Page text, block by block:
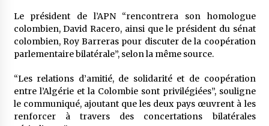
Le président de l’APN “rencontrera son homologue
colombien, David Racero, ainsi que le président du sénat
colombien, Roy Barreras pour discuter de la coopération
parlementaire bilatérale”, selon la même source.
“Les relations d’amitié, de solidarité et de coopération
entre l’Algérie et la Colombie sont privilégiées”, souligne
le communiqué, ajoutant que les deux pays œuvrent à les
renforcer à travers des concertations bilatérales